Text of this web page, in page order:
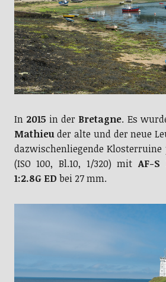
In 2015 in der Bretagne. Es
Mathieuder alte und der neue
dazwischenliegende Klosterruine
(ISO 100, Bl.10, 1/320) mitAF-
1:2.8G ED bei 27 mm.